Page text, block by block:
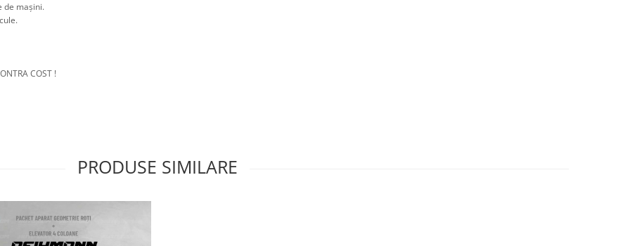
de mașini.
COST !
PRODUSE SIMILARE